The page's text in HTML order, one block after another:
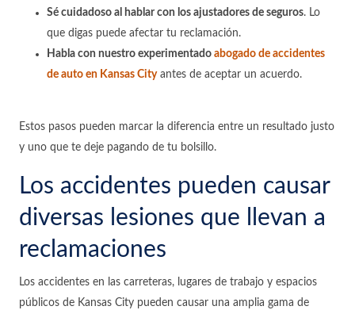
Sé cuidadoso al hablar con los ajustadores de seguros. Lo
que digas puede afectar tu reclamación.
Habla con nuestro experimentado abogado de accidentes
de auto en Kansas Cityantes de aceptar un acuerdo.
Estos pasos pueden marcar la diferencia entre un resultado justo
y uno que te deje pagando de tu bolsillo.
Los accidentes pueden causar
diversas lesiones que llevan a
reclamaciones
Los accidentes en las carreteras, lugares de trabajo y espacios
públicos de Kansas City pueden causar una amplia gama de